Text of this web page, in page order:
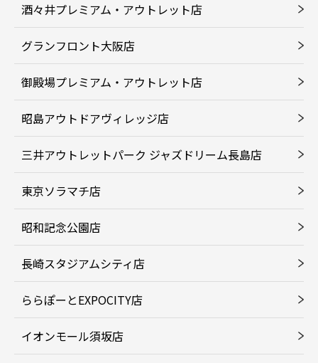
酒々井プレミアム・アウトレット店
グランフロント大阪店
御殿場プレミアム・アウトレット店
昭島アウトドアヴィレッジ店
三井アウトレットパーク ジャズドリーム長島店
東京ソラマチ店
昭和記念公園店
長崎スタジアムシティ店
ららぽーとEXPOCITY店
イオンモール須坂店